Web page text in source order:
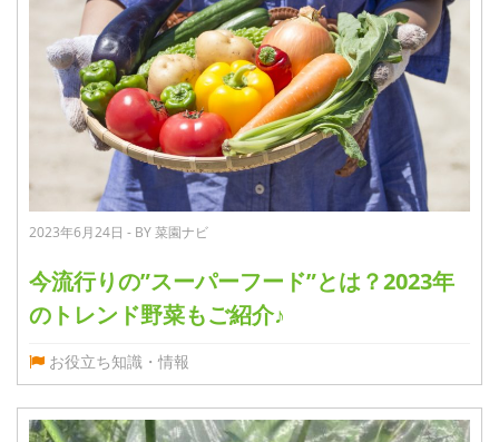
2023年6月24日 - BY 菜園ナビ
今流行りの”スーパーフード”とは？2023年
のトレンド野菜もご紹介♪
お役立ち知識・情報